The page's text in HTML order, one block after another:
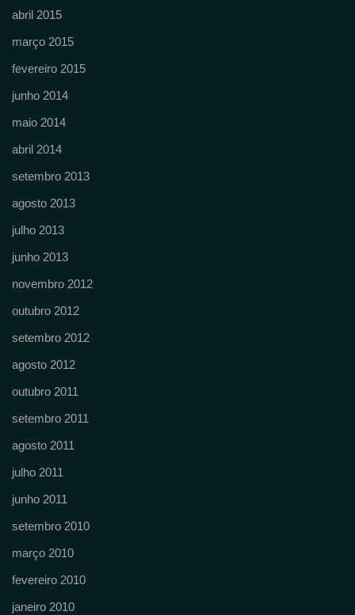
abril 2015
março 2015
fevereiro 2015
junho 2014
maio 2014
abril 2014
setembro 2013
agosto 2013
julho 2013
junho 2013
novembro 2012
outubro 2012
setembro 2012
agosto 2012
outubro 2011
setembro 2011
agosto 2011
julho 2011
junho 2011
setembro 2010
março 2010
fevereiro 2010
janeiro 2010